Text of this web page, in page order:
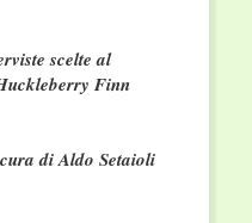
scelte al
Finn
di Aldo Setaioli